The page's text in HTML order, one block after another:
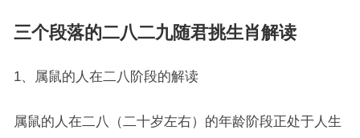
三个段落的二八二九随君挑生肖解读
1、属鼠的人在二八阶段的解读
属鼠的人在二八（二十岁左右）的年龄阶段正处于人生